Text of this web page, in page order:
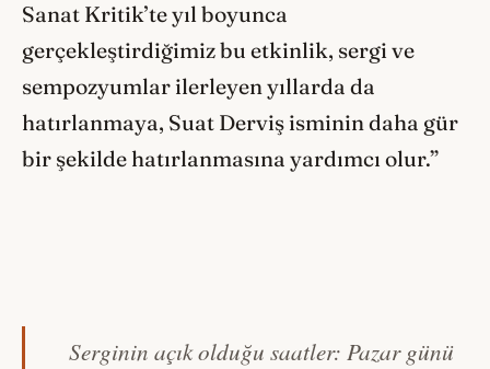
Sanat Kritik’te yıl boyunca
gerçekleştirdiğimiz bu etkinlik, sergi ve
sempozyumlar ilerleyen yıllarda da
hatırlanmaya, Suat Derviş isminin daha gür
bir şekilde hatırlanmasına yardımcı olur.”
Serginin açık olduğu saatler: Pazar günü